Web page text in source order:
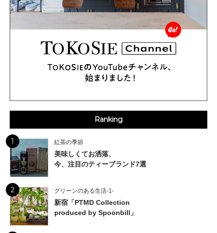
Ranking
1 紅茶の季節
美味しくてお洒落、
今、注目のティーブランド7選
2 グリーンのある生活-1-
新宿「PTMD Collection
produced by Spoonbill」